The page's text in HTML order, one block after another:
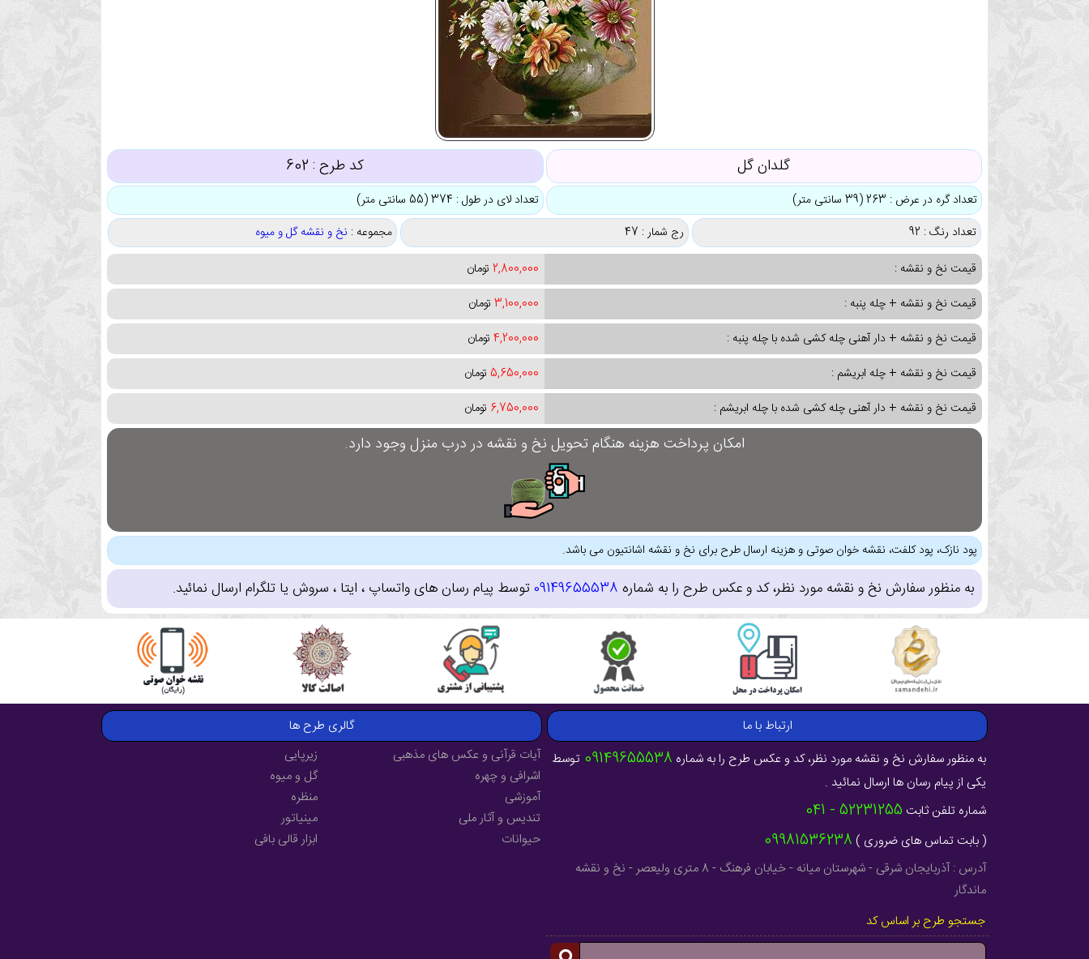
گلدان گل کد طرح : 602
تعداد گره در عرض : 263 (39 سانتی متر)
تعداد لای در طول : 374 (55 سانتی متر)
تعداد رنگ : 92
رج شمار : 47 مجموعه : نخ و نقشه گل و میوه
قیمت نخ و نقشه :
2,800,000 تومان
قیمت نخ و نقشه + چله پنبه :
3,100,000 تومان
قیمت نخ و نقشه + دار آهنی چله کشی شده با چله پنبه :
4,200,000 تومان
قیمت نخ و نقشه + چله ابریشم :
5,650,000 تومان
قیمت نخ و نقشه + دار آهنی چله کشی شده با چله ابریشم :
6,750,000 تومان
امکان پرداخت هزینه هنگام تحویل نخ و نقشه در درب منزل وجود دارد.
پود نازک، پود کلفت، نقشه خوان صوتی و هزینه ارسال طرح برای نخ و نقشه اشانتیون می باشد.
به منظور سفارش نخ و نقشه مورد نظر، کد و عکس طرح را به شماره 09149655538توسط پیام رسان های واتساپ ، ایتا ، سروش یا تلگرام ارسال نمائید.
ارتباط با ما
به منظور سفارش نخ و نقشه مورد نظر، کد و عکس طرح را به شماره 09149655538 توسط
یکی از پیام رسان ها ارسال نمائید .
شماره تلفن ثابت 52231255 - 041
( بابت تماس های ضروری ) 09981536238
آدرس : آذربایجان شرقی - شهرستان میانه - خیابان فرهنگ - 8 متری ولیعصر - نخ و نقشه
ماندگار
جستجو طرح بر اساس کد
گالری طرح ها
آیات قرآنی و عکس های مذهبی
اشرافی و چهره
آموزشی
تندیس و آثار ملی
حیوانات
زیرپایی
گل و میوه
منظره
مینیاتور
ابزار قالی بافی